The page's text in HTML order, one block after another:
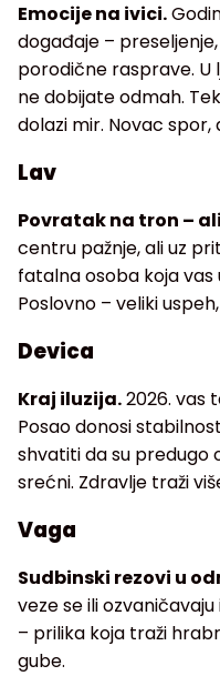
Emocije na ivici.
događaje –
porodične rasprave. U
ne dobijate odmah.
dolazi mir. Novac spor,
Lav
Povratak na tron –
centru pažnje, ali uz
fatalna osoba koja
Poslovno – veliki
Devica
Kraj iluzija.2026. vas
Posao donosi
shvatiti da su predugo
srećni. Zdravlje traži
Vaga
Sudbinski rezovi u
veze se ili
– prilika koja traži
gube.